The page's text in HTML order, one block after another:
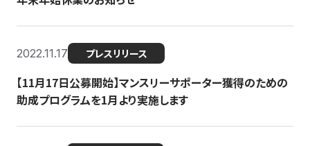
2022.11.17 プレスリリース
【11月17日公募開始】マンスリーサポーター獲得のための
助成プログラムを1月より実施します